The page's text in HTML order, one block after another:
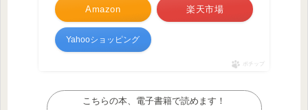
Amazon 楽天市場
Yahooショッピング
ポチップ
こちらの本、電子書籍で読めます！